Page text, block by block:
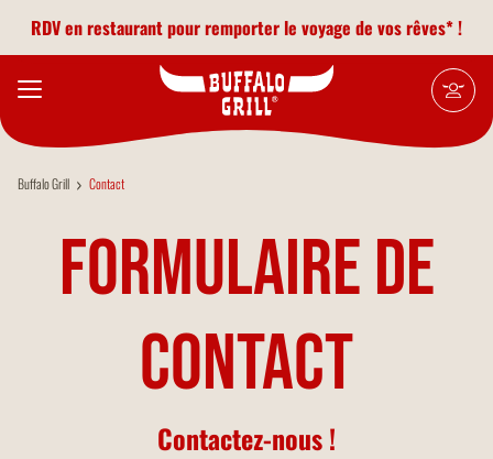
RDV en restaurant pour remporter le voyage de vos rêves* !
Buffalo Grill Contact
Formulaire de
contact
Contactez-nous !